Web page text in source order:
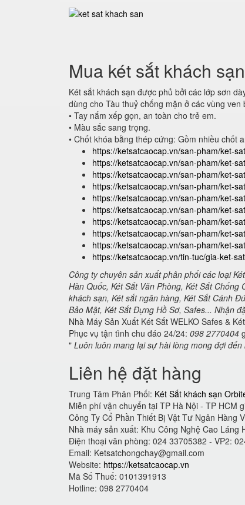
Mua két sắt khách
Két sắt khách sạn được phủ bởi các lớp sơn
dùng cho Tàu thuỷ chống mặn ở các vùng
• Tay nắm xếp gọn, an toàn cho trẻ em.
• Màu sắc sang trọng.
• Chốt khóa bằng thép cứng: Gồm nhiều chốt
https://ketsatcaocap.vn/san-pham/ket-
https://ketsatcaocap.vn/san-pham/ket-
https://ketsatcaocap.vn/san-pham/ket-
https://ketsatcaocap.vn/san-pham/ket-
https://ketsatcaocap.vn/san-pham/ket-
https://ketsatcaocap.vn/san-pham/ket-
https://ketsatcaocap.vn/san-pham/ket-
https://ketsatcaocap.vn/san-pham/ket-
https://ketsatcaocap.vn/san-pham/ket-sat
https://ketsatcaocap.vn/tin-tuc/gia-ket-
Công ty chuyên sản xuất phân phối các loại
Hàn Quốc, Két Sắt Văn Phòng, Két Sắt
khách sạn, Két sắt ngân hàng, Két Sắt Cánh
Bảo Mật, Két Sắt Đựng Hồ Sơ, Safes... Nhận
Nhà Máy Sản Xuất Két Sắt WELKO Safes &
Phục vụ tận tình chu đáo 24/24: 098 2770404
" Luôn luôn mang lại sự hài lòng mong đợi đến
Liên hệ đặt hàng
Trung Tâm Phân Phối: Két Sắt khách sạn
Miễn phí vận chuyển tại TP Hà Nội - TP HCM
Công Ty Cổ Phần Thiết Bị Vật Tư Ngân Hàng
Nhà máy sản xuất: Khu Công Nghệ Cao Láng
Điện thoại văn phòng: 024 33705382 - VP2:
Email: Ketsatchongchay@gmail.com
Website: https://ketsatcaocap.vn
Mã Số Thuế: 0101391913
Hotline: 098 2770404